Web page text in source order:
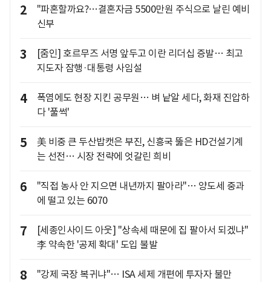
2
"파혼할까요?…결혼자금 5500만원 주식으로 날린 예비
신부
3
[줌인] 호르무즈 서명 앞두고 이란 리더십 증발… 최고
지도자 잠행·대통령 사임설
4
폭염에도 현장 지킨 공무원… 벼 낱알 세다, 화재 진압하
다 '풀썩'
5
美 비중 큰 두산밥캣은 부진, 신흥국 뚫은 HD건설기계
는 선전… 시장 전략에 엇갈린 희비
6
"직접 농사 안 지으면 내년까지 팔아라"… 양도세 중과
에 떨고 있는 6070
7
[세종인사이드 아웃] "상속세 때문에 집 팔아서 되겠냐"
李 약속한 '공제 확대' 도입 불발
8 "강제 국장 복귀냐"… ISA 세제 개편에 투자자 불만